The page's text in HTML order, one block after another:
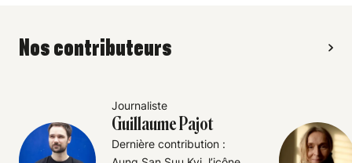
Nos contributeurs
Journaliste
Guillaume Pajot
Dernière contribution :